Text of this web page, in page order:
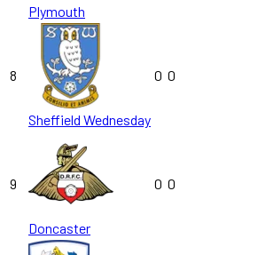
Plymouth
8
Sheffield Wednesday
0 0
9
Doncaster
0 0